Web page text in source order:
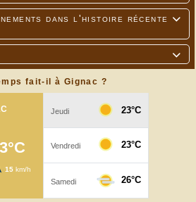

dans l'histoire récente

fait-il à Gignac ?